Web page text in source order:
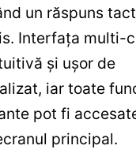
un răspuns
Interfața multi-
și ușor de
iar toate
pot fi
principal.